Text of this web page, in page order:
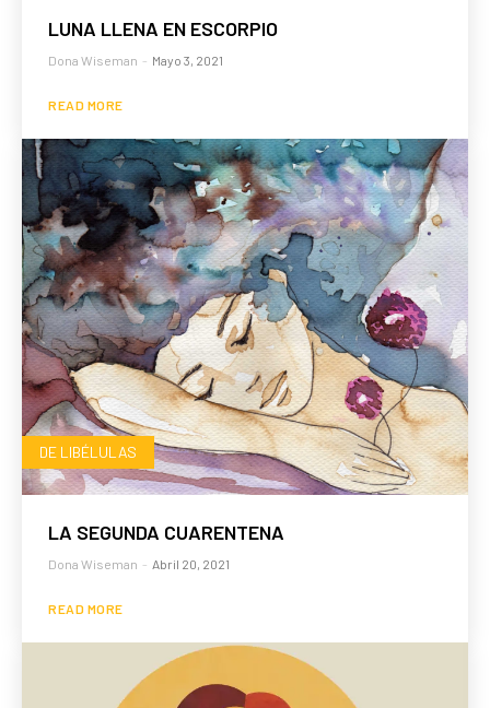
LUNA LLENA EN ESCORPIO
Dona Wiseman - Mayo 3, 2021
READ MORE
DE LIBÉLULAS
LA SEGUNDA CUARENTENA
Dona Wiseman - Abril 20, 2021
READ MORE